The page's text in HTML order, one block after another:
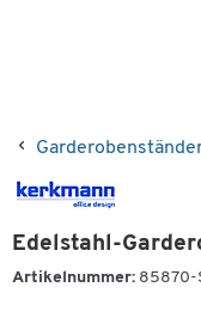
Edelstahl-
Artikelnummer: 85870-